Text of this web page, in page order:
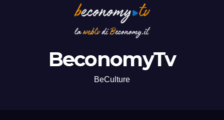
BeconomyTv
BeCulture